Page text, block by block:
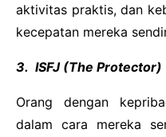
aktivitas praktis, dan
kecepatan mereka
3. ISFJ (The Protector)
Orang dengan
dalam cara mereka